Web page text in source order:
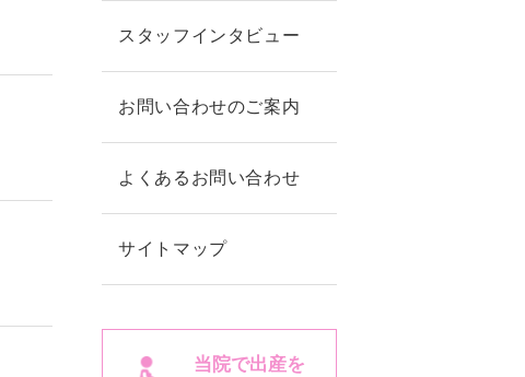
スタッフインタビュー
お問い合わせのご案内
よくあるお問い合わせ
サイトマップ
当院で出産を